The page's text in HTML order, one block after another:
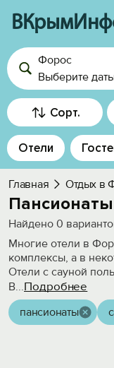
Войти
Избранное
История
Добавить
Форос
Выберите
Сорт.
Отели
Главная Отдых в
Найдено 0
Многие отели в
комплексы, а в
Отели с сауной
В...Подробнее
пансионаты